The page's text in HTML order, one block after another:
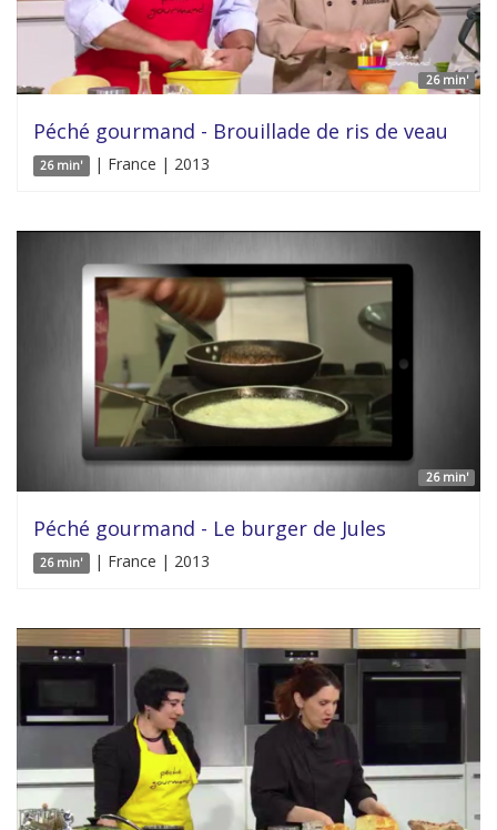
26 min'
Péché gourmand - Brouillade de ris de veau
26 min' | France | 2013
26 min'
Péché gourmand - Le burger de Jules
26 min' | France | 2013